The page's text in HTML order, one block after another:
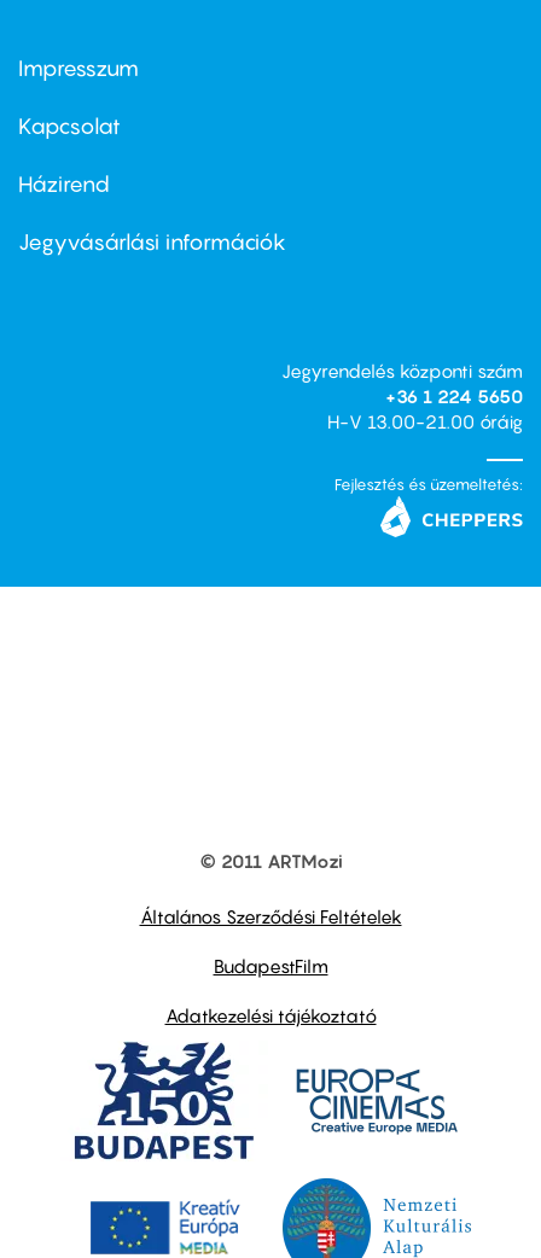
Footer
first
Impresszum
Kapcsolat
Footer
second
Házirend
Jegyvásárlási információk
Jegyrendelés központi szám
+36 1 224 5650
H-V 13.00-21.00 óráig
Fejlesztés és üzemeltetés:
© 2011 ARTMozi
Általános Szerződési Feltételek
BudapestFilm
Adatkezelési tájékoztató